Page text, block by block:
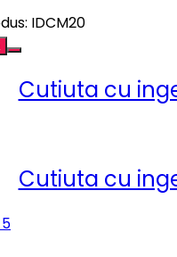
IDCM20
Cutiuta cu
Cutiuta cu